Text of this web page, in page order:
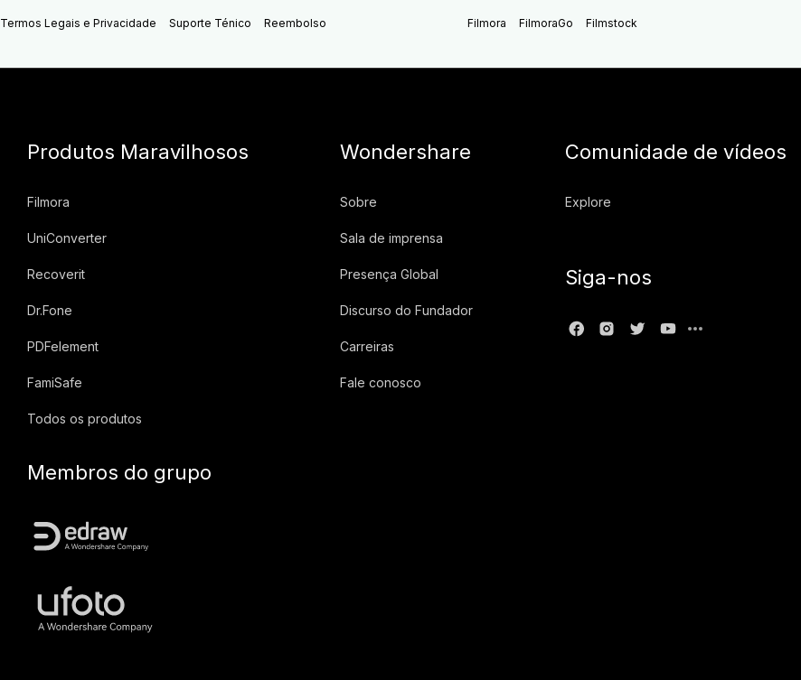
Termos Legais e Privacidade Suporte Ténico Reembolso Filmora FilmoraGo Filmstock
Produtos Maravilhosos
Filmora
UniConverter
Recoverit
Dr.Fone
PDFelement
FamiSafe
Todos os produtos
Wondershare
Sobre
Sala de imprensa
Presença Global
Discurso do Fundador
Carreiras
Fale conosco
Comunidade de vídeos
Explore
Siga-nos
Membros do grupo